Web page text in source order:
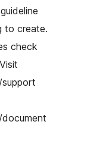
to create.
check